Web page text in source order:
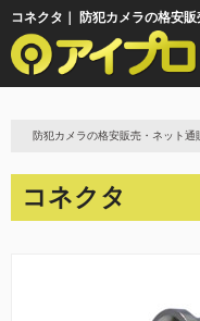
コネクタ｜ 防犯カメラの格安
防犯カメラの格安販売・ネット通
コネクタ